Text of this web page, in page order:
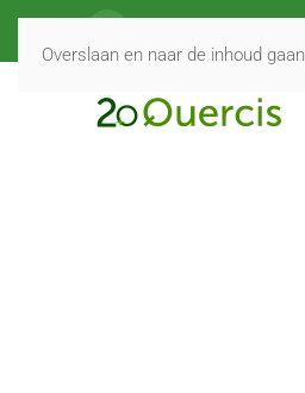
Overslaan en naar de inhoud gaan